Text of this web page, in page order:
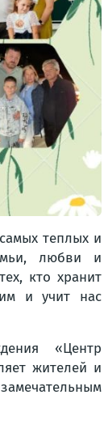
теплых и
любви и
кто хранит
и учит нас
«Центр
жителей и